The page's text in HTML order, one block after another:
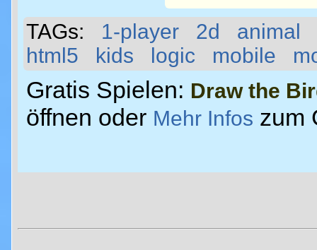
TAGs: 1-player 2d
animal
html5
kids logic mobile
Gratis Spielen: Draw the
öffnen oder Mehr Infos zum